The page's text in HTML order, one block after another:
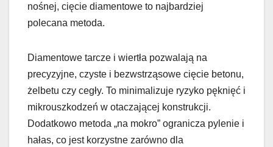
nośnej, cięcie diamentowe to najbardziej
polecana metoda.
Diamentowe tarcze i wiertła pozwalają na
precyzyjne, czyste i bezwstrząsowe cięcie betonu,
żelbetu czy cegły. To minimalizuje ryzyko pęknięć i
mikrouszkodzeń w otaczającej konstrukcji.
Dodatkowo metoda „na mokro” ogranicza pylenie i
hałas, co jest korzystne zarówno dla